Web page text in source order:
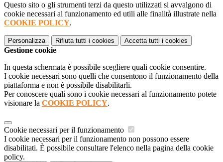
Questo sito o gli strumenti terzi da questo utilizzati si avvalgono di
cookie necessari al funzionamento ed utili alle finalità illustrate nella
COOKIE POLICY.
Personalizza Rifiuta tutti i cookies Accetta tutti i cookies
Gestione cookie
In questa schermata è possibile scegliere quali cookie consentire.
I cookie necessari sono quelli che consentono il funzionamento della
piattaforma e non è possibile disabilitarli.
Per conoscere quali sono i cookie necessari al funzionamento potete
visionare la COOKIE POLICY.
Cookie necessari per il funzionamento
I cookie necessari per il funzionamento non possono essere
disabilitati. È possibile consultare l'elenco nella pagina della cookie
policy.